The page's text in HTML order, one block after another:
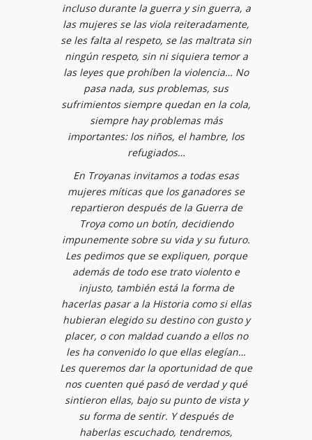
incluso durante la guerra y sin guerra, a
las mujeres se las viola reiteradamente,
se les falta al respeto, se las maltrata sin
ningún respeto, sin ni siquiera temor a
las leyes que prohíben la violencia… No
pasa nada, sus problemas, sus
sufrimientos siempre quedan en la cola,
siempre hay problemas más
importantes: los niños, el hambre, los
refugiados…
En Troyanas invitamos a todas esas
mujeres míticas que los ganadores se
repartieron después de la Guerra de
Troya como un botín, decidiendo
impunemente sobre su vida y su futuro.
Les pedimos que se expliquen, porque
además de todo ese trato violento e
injusto, también está la forma de
hacerlas pasar a la Historia como si ellas
hubieran elegido su destino con gusto y
placer, o con maldad cuando a ellos no
les ha convenido lo que ellas elegían…
Les queremos dar la oportunidad de que
nos cuenten qué pasó de verdad y qué
sintieron ellas, bajo su punto de vista y
su forma de sentir. Y después de
haberlas escuchado, tendremos,